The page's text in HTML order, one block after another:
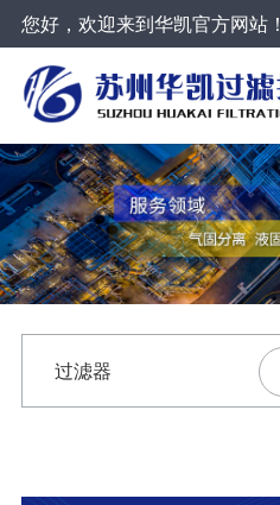
您好，欢迎来到华凯官方网站！
过滤器